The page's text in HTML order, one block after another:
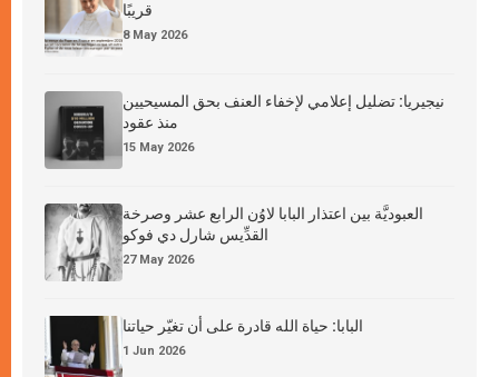
قريبًا
8 May 2026
نيجيريا: تضليل إعلامي لإخفاء العنف بحق المسيحيين
منذ عقود
15 May 2026
العبوديَّة بين اعتذار البابا لاوُن الرابع عشر وصرخة
القدِّيس شارل دي فوكو
27 May 2026
البابا: حياة الله قادرة على أن تغيّر حياتنا
1 Jun 2026